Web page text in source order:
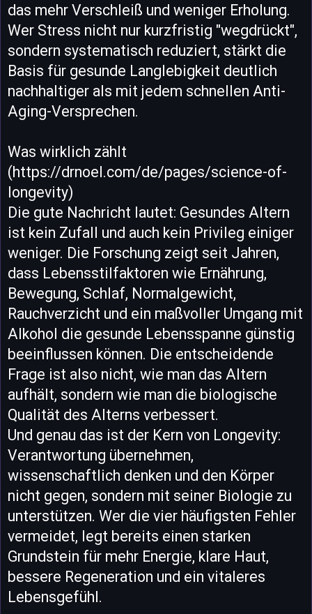
das mehr Verschleiß und weniger Erholung.
Wer Stress nicht nur kurzfristig "wegdrückt",
sondern systematisch reduziert, stärkt die
Basis für gesunde Langlebigkeit deutlich
nachhaltiger als mit jedem schnellen Anti-
Aging-Versprechen.
Was wirklich zählt
(https://drnoel.com/de/pages/science-of-
longevity)
Die gute Nachricht lautet: Gesundes Altern
ist kein Zufall und auch kein Privileg einiger
weniger. Die Forschung zeigt seit Jahren,
dass Lebensstilfaktoren wie Ernährung,
Bewegung, Schlaf, Normalgewicht,
Rauchverzicht und ein maßvoller Umgang mit
Alkohol die gesunde Lebensspanne günstig
beeinflussen können. Die entscheidende
Frage ist also nicht, wie man das Altern
aufhält, sondern wie man die biologische
Qualität des Alterns verbessert.
Und genau das ist der Kern von Longevity:
Verantwortung übernehmen,
wissenschaftlich denken und den Körper
nicht gegen, sondern mit seiner Biologie zu
unterstützen. Wer die vier häufigsten Fehler
vermeidet, legt bereits einen starken
Grundstein für mehr Energie, klare Haut,
bessere Regeneration und ein vitaleres
Lebensgefühl.